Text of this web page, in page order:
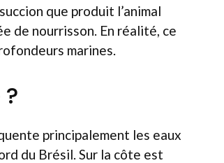
que produit l’animal
de nourrisson. En réalité, ce
marines.
principalement les eaux
du Brésil. Sur la côte est